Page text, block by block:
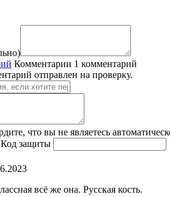
Комментарии 1 комментарий
отправлен на проверку.
что вы не являетесь
Код защиты
всё же она. Русская кость.